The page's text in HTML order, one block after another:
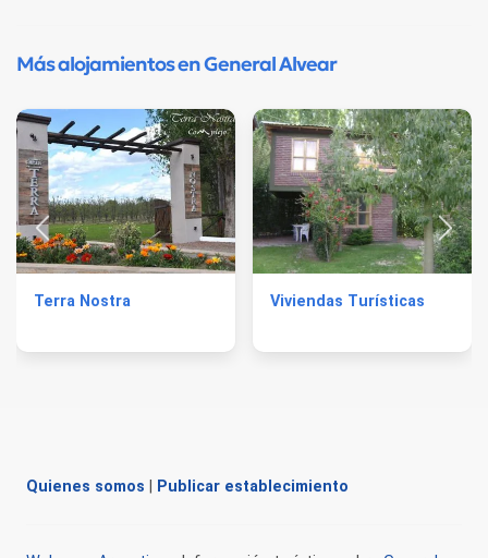
Más alojamientos en General Alvear
Terra Nostra Viviendas Turísticas
Quienes somos Publicar establecimiento